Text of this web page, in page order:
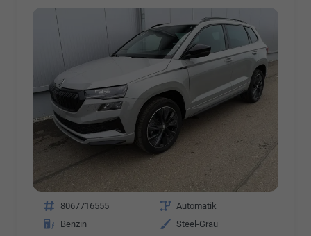
Fahrzeugnr. 8067716555 Getriebe Automatik
Kraftstoff
Benzin Außenfarbe
Steel-Grau